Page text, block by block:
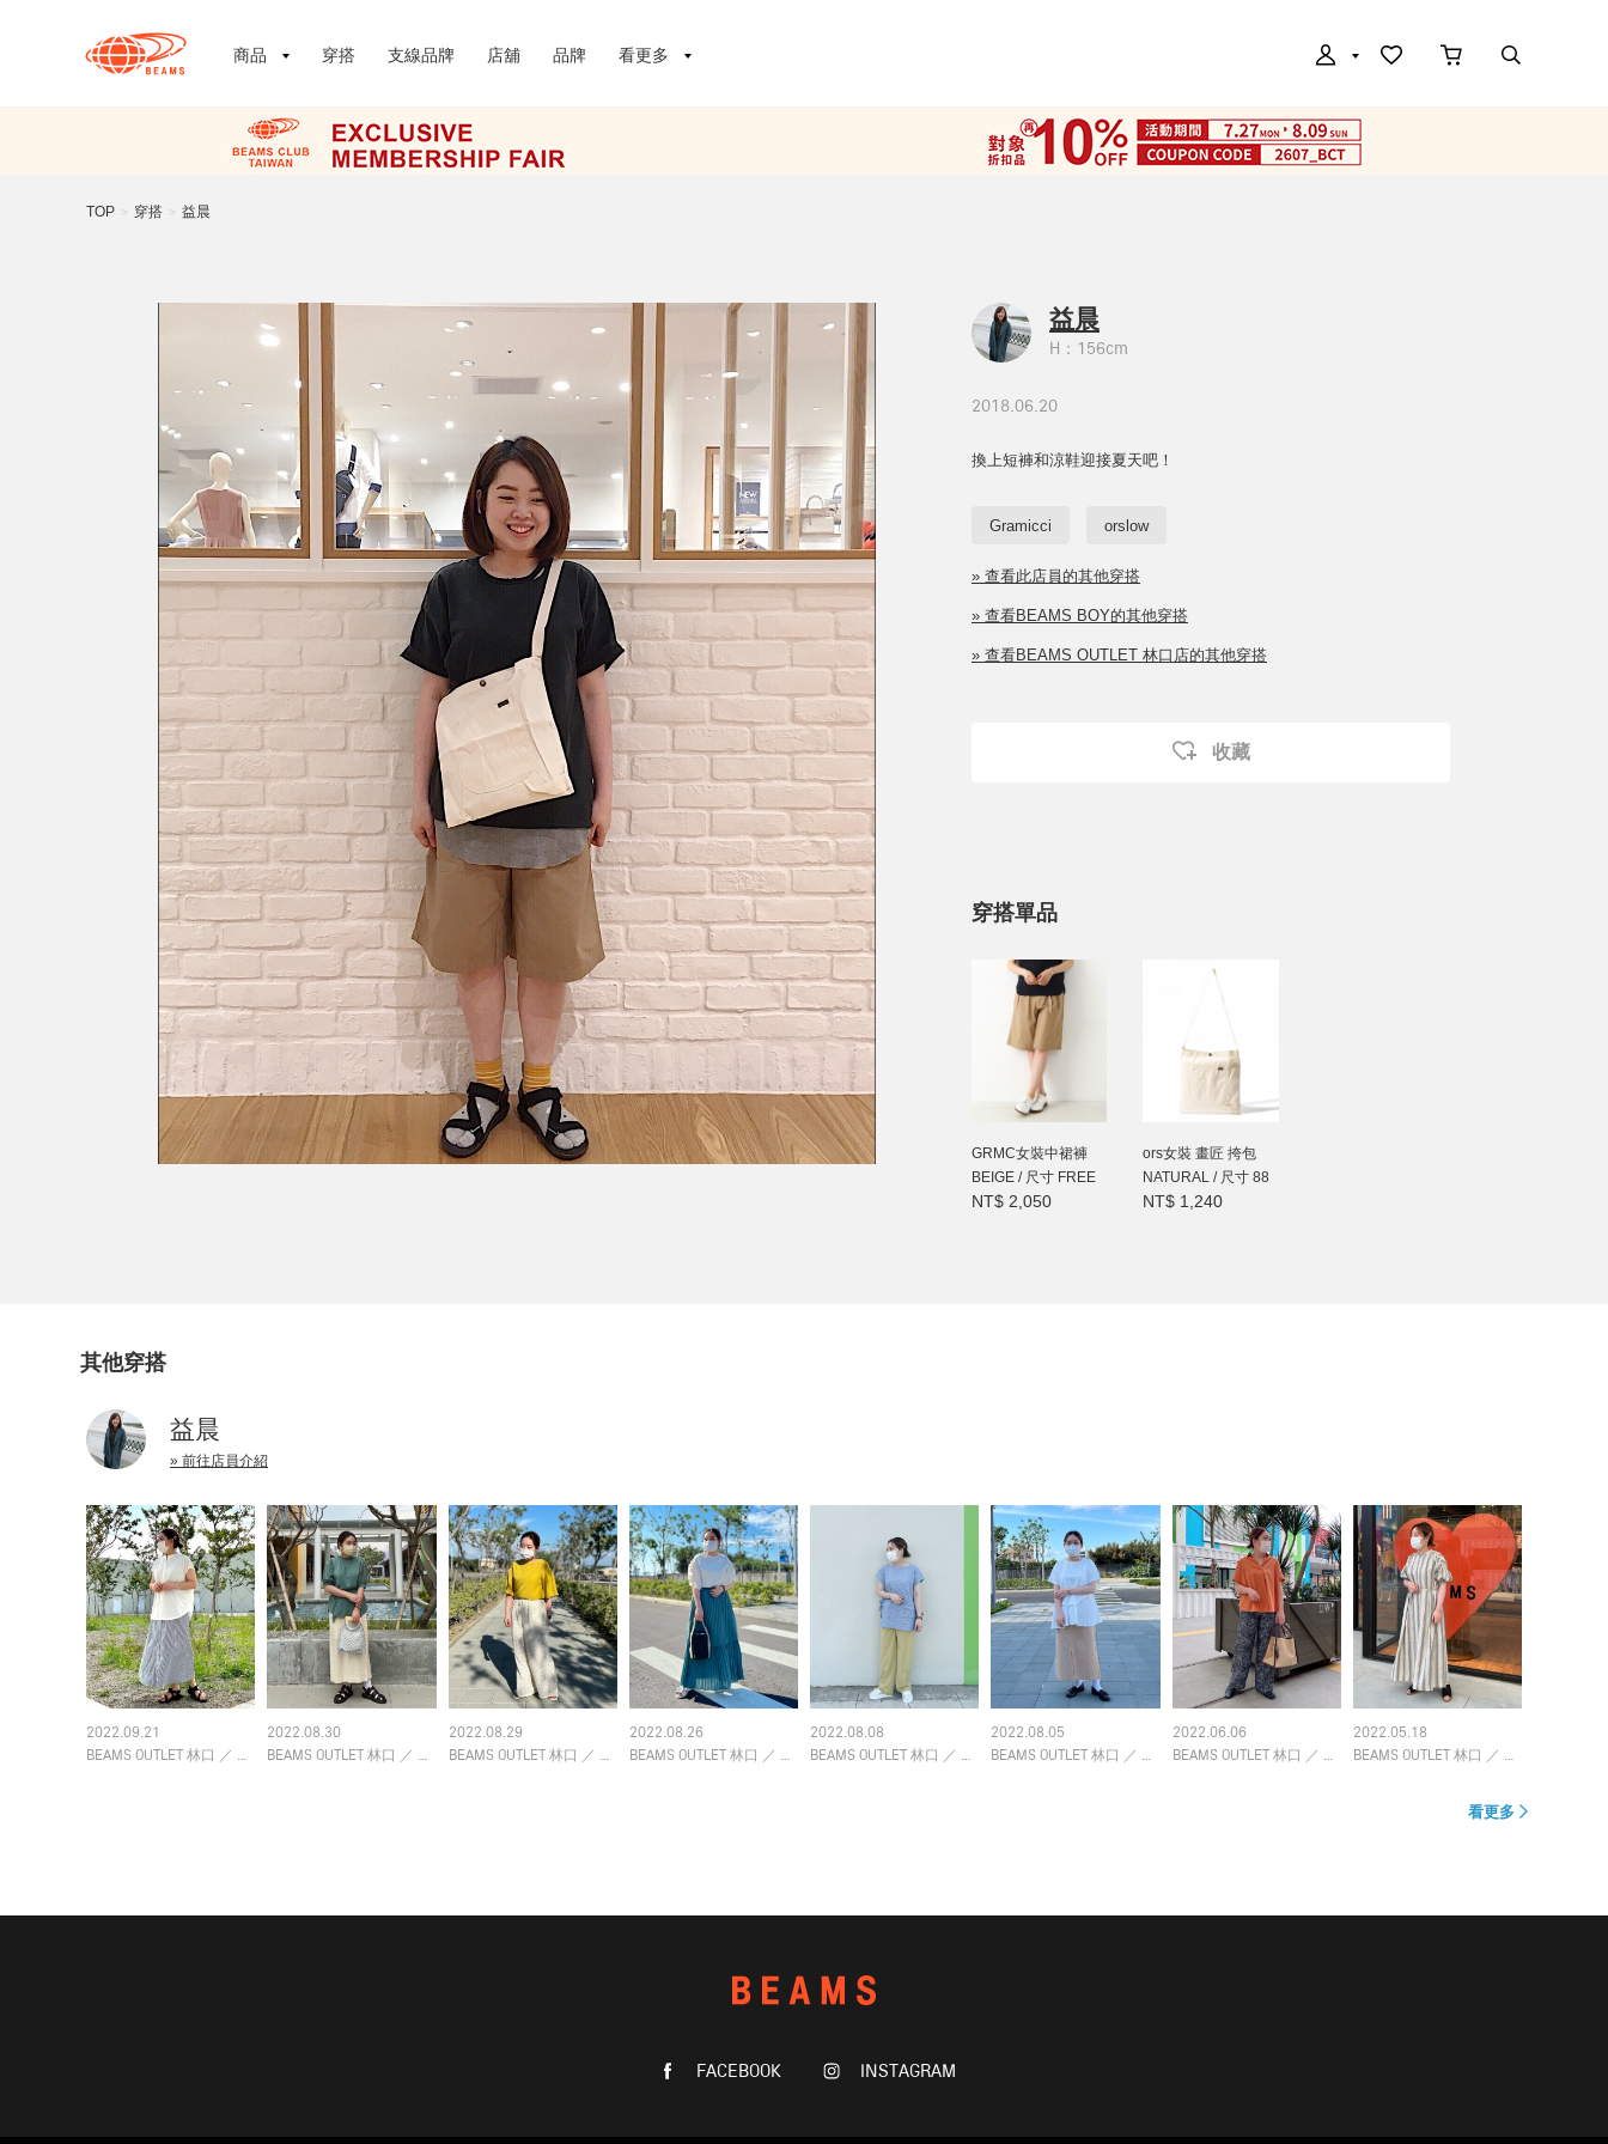
商品 穿搭 支線品牌 店舖 品牌 看更多
TOP > 穿搭 > 益晨
益晨
H：156cm
2018.06.20
換上短褲和涼鞋迎接夏天吧！
Gramicci orslow
» 查看此店員的其他穿搭
» 查看BEAMS BOY的其他穿搭
» 查看BEAMS OUTLET 林口店的其他穿搭
收藏
穿搭單品
GRMC女裝中裙褲
BEIGE / 尺寸 FREE
NT$ 2,050
ors女裝 畫匠 挎包
NATURAL / 尺寸 88
NT$ 1,240
其他穿搭
益晨
» 前往店員介紹
2022.09.21
BEAMS OUTLET 林口
／ BEAMS HEART
2022.08.30
BEAMS OUTLET 林口
／ BEAMS HEART
2022.08.29
BEAMS OUTLET 林口
／ BEAMS HEART
2022.08.26
BEAMS OUTLET 林口
／ BEAMS HEART
2022.08.08
BEAMS OUTLET 林口
／ Ray BEAMS
2022.08.05
BEAMS OUTLET 林口
／ BEAMS HEART
2022.06.06
BEAMS OUTLET 林口
／ BEAMS HEART
2022.05.18
BEAMS OUTLET 林口
／ BEAMS HEART
看更多
FACEBOOK INSTAGRAM